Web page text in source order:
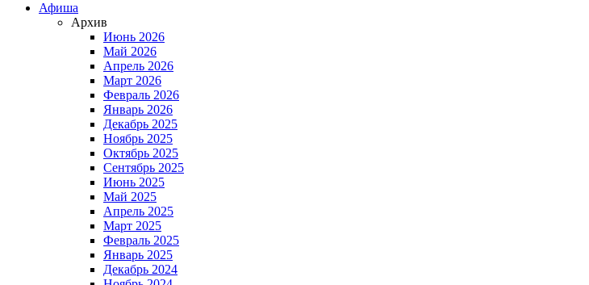
Афиша
Архив
Июнь 2026
Май 2026
Апрель 2026
Март 2026
Февраль 2026
Январь 2026
Декабрь 2025
Ноябрь 2025
Октябрь 2025
Сентябрь 2025
Июнь 2025
Май 2025
Апрель 2025
Март 2025
Февраль 2025
Январь 2025
Декабрь 2024